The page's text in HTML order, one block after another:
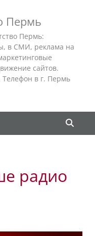
Пермь
Пермь:
в СМИ, реклама на
сайтов.
Телефон в г. Пермь
радио